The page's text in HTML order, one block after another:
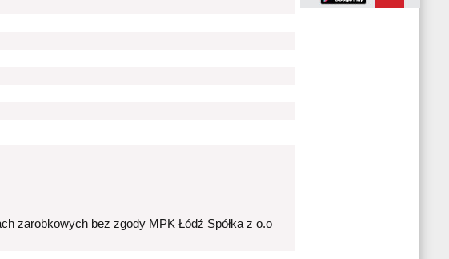
zarobkowych bez zgody MPK Łódź Spółka z o.o